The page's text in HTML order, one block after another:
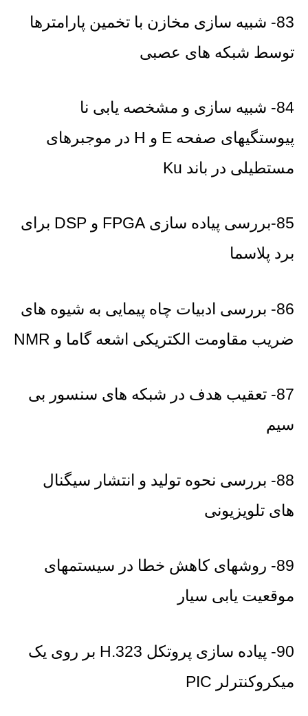
83- شبیه سازی مخازن با تخمین پارامترها
توسط شبکه های عصبی
84- شبیه سازی و مشخصه یابی نا
پیوستگیهای صفحه E و H در موجبرهای
مستطیلی در باند Ku
85-بررسی پیاده سازی FPGA و DSP برای
برد پلاسما
86- بررسی ادبیات چاه پیمایی به شیوه های
ضریب مقاومت الکتریکی اشعه گاما و NMR
87- تعقیب هدف در شبکه های سنسور بی
سیم
88- بررسی نحوه تولید و انتشار سیگنال
های تلویزیونی
89- روشهای کاهش خطا در سیستمهای
موقعیت یابی سیار
90- پیاده سازی پروتکل H.323 بر روی یک
میکروکنترلر PIC